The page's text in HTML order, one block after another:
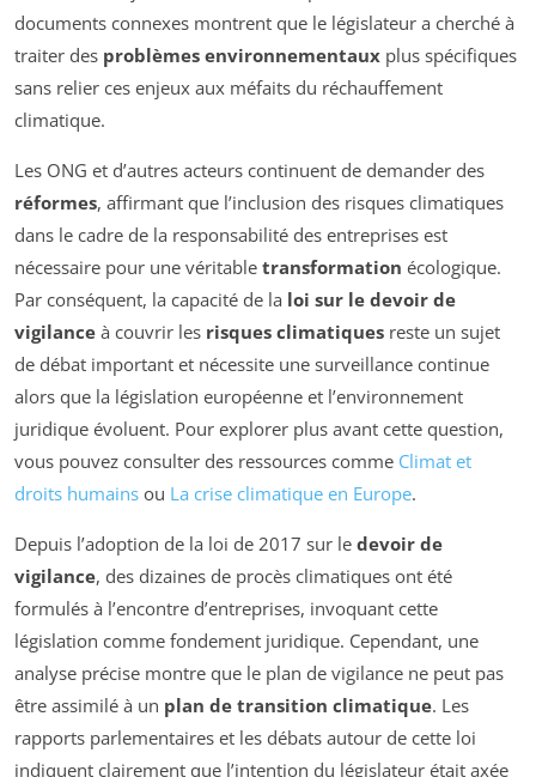
documents connexes montrent que le législateur a cherché à
traiter des problèmes environnementaux plus spécifiques
sans relier ces enjeux aux méfaits du réchauffement
climatique.
Les ONG et d’autres acteurs continuent de demander des
réformes, affirmant que l’inclusion des risques climatiques
dans le cadre de la responsabilité des entreprises est
nécessaire pour une véritable transformation écologique.
Par conséquent, la capacité de la loi sur le devoir de
vigilance à couvrir les risques climatiques reste un sujet
de débat important et nécessite une surveillance continue
alors que la législation européenne et l’environnement
juridique évoluent. Pour explorer plus avant cette question,
vous pouvez consulter des ressources comme Climat et
droits humains ou La crise climatique en Europe.
Depuis l’adoption de la loi de 2017 sur le devoir de
vigilance, des dizaines de procès climatiques ont été
formulés à l’encontre d’entreprises, invoquant cette
législation comme fondement juridique. Cependant, une
analyse précise montre que le plan de vigilance ne peut pas
être assimilé à un plan de transition climatique. Les
rapports parlementaires et les débats autour de cette loi
indiquent clairement que l’intention du législateur était axée